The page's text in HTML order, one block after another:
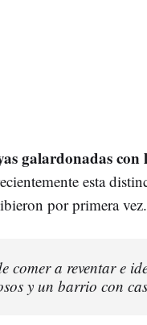
galardonadas
esta
por primera vez.
comer a reventar e
y un barrio con